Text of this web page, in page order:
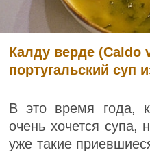
Калду верде (Caldo
португальский суп
В это время года,
очень хочется супа,
уже такие